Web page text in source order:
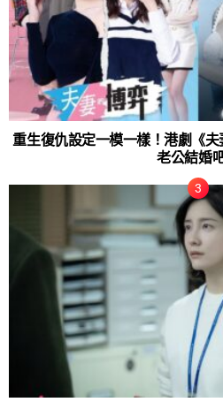
重生復仇設定一模一樣！港劇《
老公結婚吧